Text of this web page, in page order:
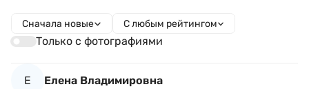
Сначала новые С любым рейтингом
Только с фотографиями
Е Елена Владимировна